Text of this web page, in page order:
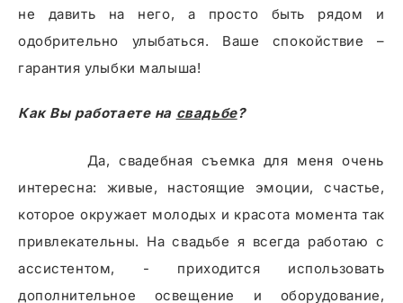
не давить на него, а просто быть рядом и
одобрительно улыбаться. Ваше спокойствие –
гарантия улыбки малыша!
Как Вы работаете на свадьбе?
Да, свадебная съемка для меня очень
интересна: живые, настоящие эмоции, счастье,
которое окружает молодых и красота момента так
привлекательны. На свадьбе я всегда работаю с
ассистентом, - приходится использовать
дополнительное освещение и оборудование,